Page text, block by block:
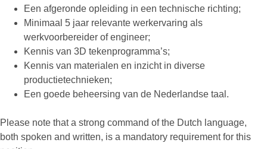
Een afgeronde opleiding in een technische richting;
Minimaal 5 jaar relevante werkervaring als
werkvoorbereider of engineer;
Kennis van 3D tekenprogramma’s;
Kennis van materialen en inzicht in diverse
productietechnieken;
Een goede beheersing van de Nederlandse taal.
Please note that a strong command of the Dutch language,
both spoken and written, is a mandatory requirement for this